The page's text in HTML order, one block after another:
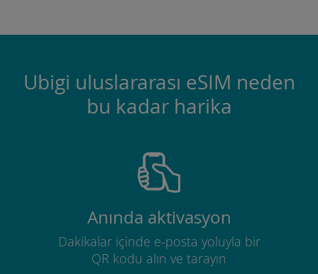
Ubigi uluslararası eSIM neden
bu kadar harika
Anında aktivasyon
Dakikalar içinde e-posta yoluyla bir
QR kodu alın ve tarayın